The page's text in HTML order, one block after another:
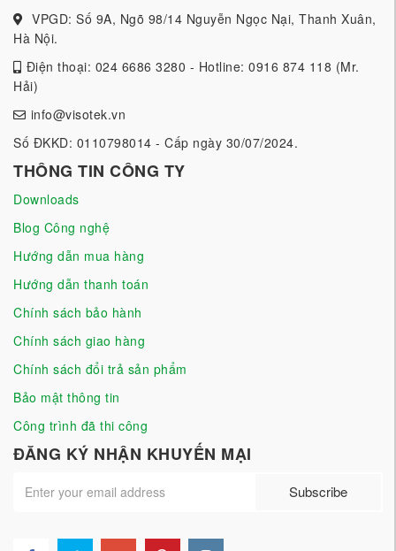
VPGD: Số 9A, Ngõ 98/14 Nguyễn Ngọc Nại, Thanh Xuân,
Hà Nội.
Điện thoại: 024 6686 3280 - Hotline: 0916 874 118 (Mr.
Hải)
info@visotek.vn
Số ĐKKD: 0110798014 - Cấp ngày 30/07/2024.
THÔNG TIN CÔNG TY
Downloads
Blog Công nghệ
Hướng dẫn mua hàng
Hướng dẫn thanh toán
Chính sách bảo hành
Chính sách giao hàng
Chính sách đổi trả sản phẩm
Bảo mật thông tin
Công trình đã thi công
ĐĂNG KÝ NHẬN KHUYẾN MẠI